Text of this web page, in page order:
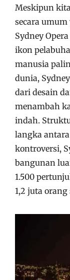
Meskipun
secara
Sydney
ikon
manusia
dunia,
dari desain
menambah
indah.
langka
kontroversi,
bangunan
1.500
1,2 juta